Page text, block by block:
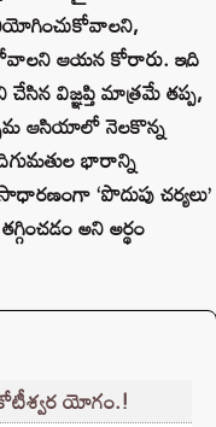
ఆయన కోరారు. ఇది
విజ్ఞప్తి మాత్రమే తప్ప,
ఆసియాలో నెలకొన్న
భారాన్ని
‘పొదుపు చర్యలు’
అని అర్థం
కోటీశ్వర యోగం.!